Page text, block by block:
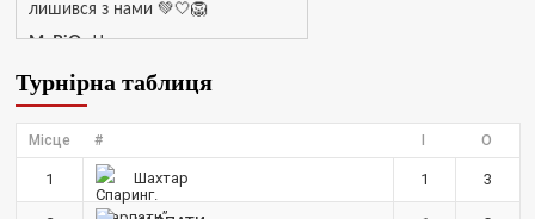
лишився з нами 💚🤍🦁
MaRiO :Чат потрохи оживає, то
MaRiO :
Hatsyk :
Все буде добре
Torsida_LEMBERG_1963 :
привіт, знову з вами)
Турнірна таблиця
Місце # О
1 Шахтар 1 3